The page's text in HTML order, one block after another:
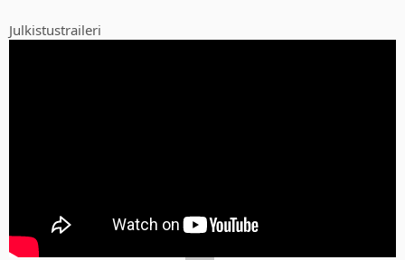
Lisäksi tykkäsin kovasti siitä, että tässä näyttäisi olevan takaa-
ajokohtauksia, jossa pelaaja pääsee auton ja ehkä jopa muidenkin
Julkistustraileri